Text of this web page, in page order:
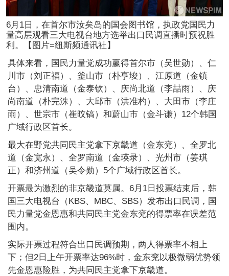
6月1日，在首尔市汝矣岛的国会图书馆，执政党国民力
量高层观看三大电视台地方选举出口民调直播时预祝胜
利。【图片=纽斯频通讯社】
具体来看，国民力量党成功赢得首尔市（吴世勋）、仁
川市（刘正福）、釜山市（朴亨埈）、江原道（金镇
台）、忠清南道（金泰钦）、庆尚北道（李喆雨）、庆
尚南道（朴完洙）、大邱市（洪准杓）、大田市（李庄
雨）、世宗市（崔旼镐）和蔚山市（金斗谦）12个韩国
广域行政区首长。
最大在野党共同民主党拿下京畿道（金东兖）、全罗北
道（金宽永）、全罗南道（金瑛录）、光州市（姜琪
正）和济州道（吴令勋）5个广域行政区首长。
开票最为激烈的非京畿道莫属。6月1日投票结束后，韩
国三大电视台（KBS、MBC、SBS）发布出口民调，国
民力量党金恩惠和共同民主党金东兖的得票率在误差范
围内。
实际开票过程符合出口民调预期，两人得票率不相上
下；但2日上午开票率达96%时，金东兖以极微弱优势领
先金恩惠险胜，为共同民主党拿下京畿道。